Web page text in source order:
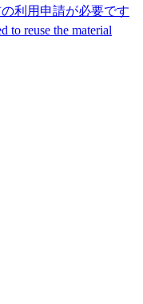
利用申請が必要です
to reuse the material